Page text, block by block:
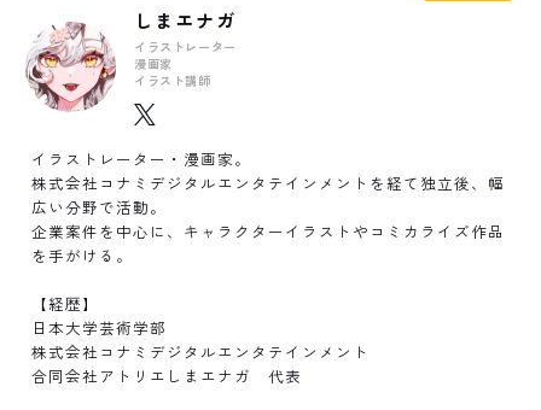
しまエナガ
イラストレーター
漫画家
イラスト講師
イラストレーター・漫画家。
株式会社コナミデジタルエンタテインメントを経て独立後、幅
広い分野で活動。
企業案件を中心に、キャラクターイラストやコミカライズ作品
を手がける。
【経歴】
日本大学芸術学部
株式会社コナミデジタルエンタテインメント
合同会社アトリエしまエナガ 代表